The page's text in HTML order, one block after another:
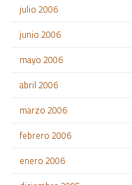
julio 2006
junio 2006
mayo 2006
abril 2006
marzo 2006
febrero 2006
enero 2006